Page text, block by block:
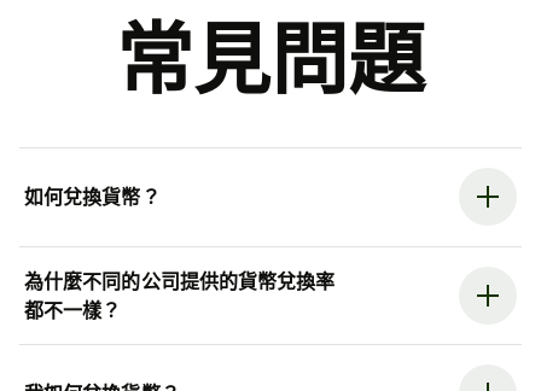
常見問題
如何兌換貨幣？
為什麼不同的公司提供的貨幣兌換率
都不一樣？